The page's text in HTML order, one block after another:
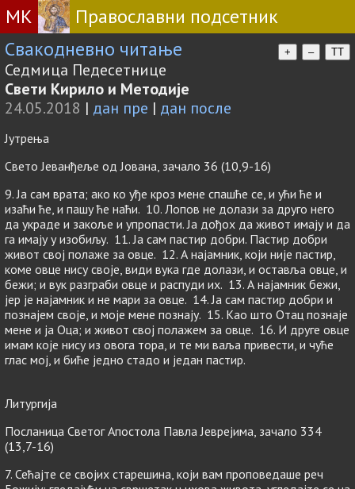
МК
Православни подсетник
Свакодневно читање
+ – TT
Седмица Педесетнице
Свети Кирило и Методије
24.05.2018 | дан пре | дан после
Јутрења
Свето Јеванђеље од Јована, зачало 36 (10,9-16)
9. Ја сам врата; ако ко уђе кроз мене спашће се, и ући ће и
изаћи ће, и пашу ће наћи. 10. Лопов не долази за друго него
да украде и закоље и упропасти. Ја дођох да живот имају и да
га имају у изобиљу. 11. Ја сам пастир добри. Пастир добри
живот свој полаже за овце. 12. А најамник, који није пастир,
коме овце нису своје, види вука где долази, и оставља овце, и
бежи; и вук разграби овце и распуди их. 13. А најамник бежи,
јер је најамник и не мари за овце. 14. Ја сам пастир добри и
познајем своје, и моје мене познају. 15. Као што Отац познаје
мене и ја Оца; и живот свој полажем за овце. 16. И друге овце
имам које нису из овога тора, и те ми ваља привести, и чуће
глас мој, и биће једно стадо и један пастир.
Литургија
Посланица Светог Апостола Павла Јеврејима, зачало 334
(13,7-16)
7. Сећајте се својих старешина, који вам проповедаше реч